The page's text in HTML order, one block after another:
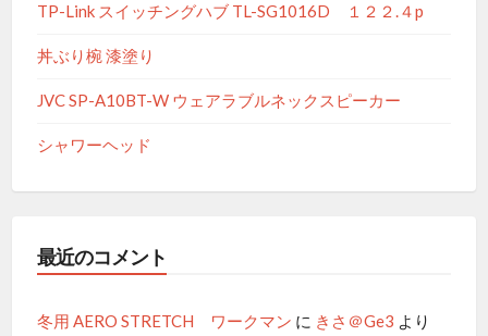
TP-Link スイッチングハブ TL-SG1016D １２２.４p
丼ぶり椀 漆塗り
JVC SP-A10BT-W ウェアラブルネックスピーカー
シャワーヘッド
最近のコメント
冬用 AERO STRETCH ワークマン に きさ＠Ge3 より